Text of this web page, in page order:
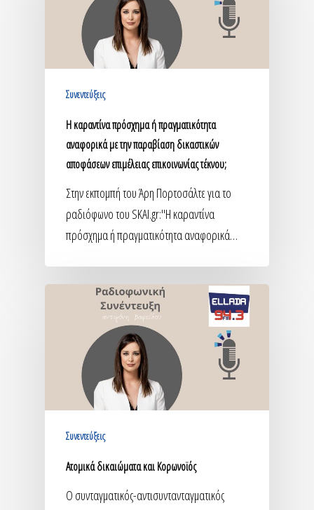
Συνεντεύξεις
H καραντίνα πρόσχημα ή πραγματικότητα
αναφορικά με την παραβίαση δικαστικών
αποφάσεων επιμέλειας επικοινωνίας τέκνου;
Στην εκπομπή του Άρη Πορτοσάλτε για το
ραδιόφωνο του SKAI.gr:"H καραντίνα
πρόσχημα ή πραγματικότητα αναφορικά…
Συνεντεύξεις
Ατομικά δικαιώματα και Κορωνοϊός
Ο συνταγματικός-αντισυντανταγματικός